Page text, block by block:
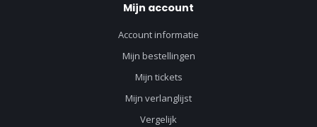
Mijn account
Account informatie
Mijn bestellingen
Mijn tickets
Mijn verlanglijst
Vergelijk